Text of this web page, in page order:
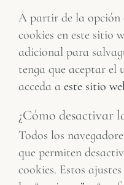
A partir de la opción
cookies en este sitio
adicional para
tenga que aceptar el
acceda a este sitio
¿Cómo desactivar
Todos los
que permiten
cookies. Estos